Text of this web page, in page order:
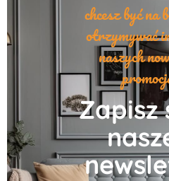
chcesz być na
otrzymywać
naszych
Zapisz